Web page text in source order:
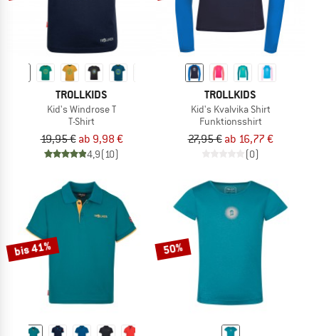
TROLLKIDS
Kid's Windrose T
T-Shirt
19,95 € ab 9,98 €
4,9(10)
TROLLKIDS
Kid's Kvalvika Shirt
Funktionsshirt
27,95 € ab 16,77 €
(0)
bis 41% 50%